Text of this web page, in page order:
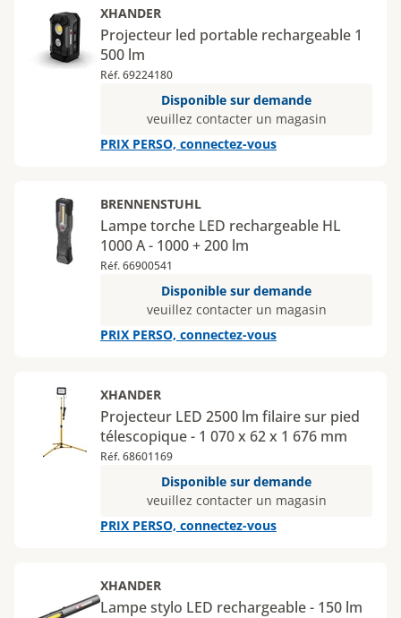
XHANDER
Projecteur led portable rechargeable 1
500 lm
Réf. 69224180
Disponible sur demande
veuillez contacter un magasin
PRIX PERSO, connectez-vous
BRENNENSTUHL
Lampe torche LED rechargeable HL
1000 A - 1000 + 200 lm
Réf. 66900541
Disponible sur demande
veuillez contacter un magasin
PRIX PERSO, connectez-vous
XHANDER
Projecteur LED 2500 lm filaire sur pied
télescopique - 1 070 x 62 x 1 676 mm
Réf. 68601169
Disponible sur demande
veuillez contacter un magasin
PRIX PERSO, connectez-vous
XHANDER
Lampe stylo LED rechargeable - 150 lm